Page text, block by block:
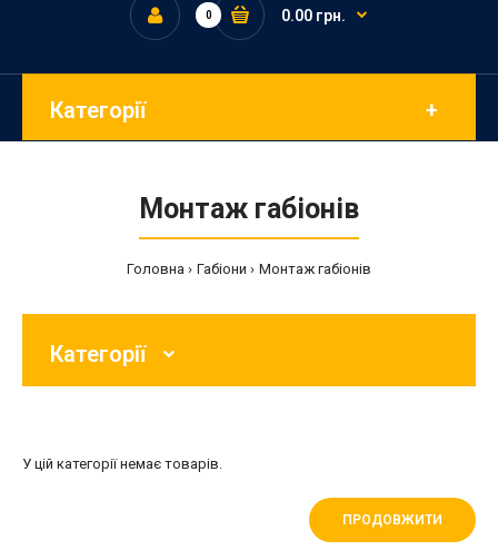
0 0.00 грн.
Категорії
Монтаж габіонів
Головна Габіони Монтаж габіонів
Категорії
У цій категорії немає товарів.
ПРОДОВЖИТИ